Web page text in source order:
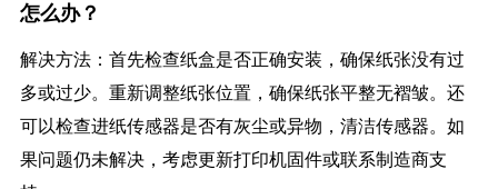
怎么办？
解决方法：首先检查纸盒是否正确安装，确保纸张没有过
多或过少。重新调整纸张位置，确保纸张平整无褶皱。还
可以检查进纸传感器是否有灰尘或异物，清洁传感器。如
果问题仍未解决，考虑更新打印机固件或联系制造商支